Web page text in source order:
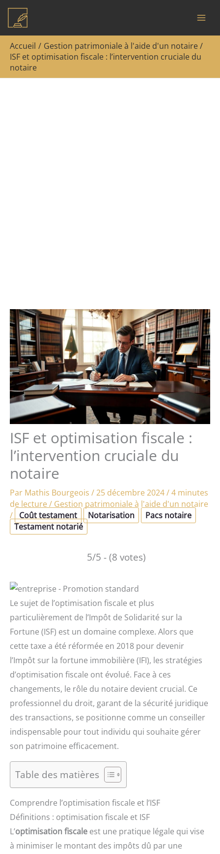
Aller
contenu
Accueil
Gestion patrimoniale à l'aide d'un notaire
ISF et optimisation fiscale : l’intervention cruciale du
notaire
ISF et optimisation fiscale :
l’intervention cruciale du
notaire
Par Mathis Bourgeois /25 décembre 2024/4 minutes
de lecture/ Gestion patrimoniale à l'aide d'un notaire
/
Coût testament Notarisation
Pacs notaire
Testament notarié
5/5 - (8 votes)
Le sujet de l’optimisation fiscale et plus
particulièrement de l’Impôt de Solidarité sur la
Fortune (ISF) est un domaine complexe. Alors que
cette taxe a été réformée en 2018 pour devenir
l’Impôt sur la fortune immobilière (IFI), les stratégies
d’optimisation fiscale ont évolué. Face à ces
changements, le rôle du notaire devient crucial. Ce
professionnel du droit, garant de la sécurité juridique
des transactions, se positionne comme un conseiller
indispensable pour tout individu qui souhaite gérer
son patrimoine efficacement.
Table des matières
Comprendre l’optimisation fiscale et l’ISF
Définitions : optimisation fiscale et ISF
L’optimisation fiscale est une pratique légale qui vise
à minimiser le montant des impôts dû par une
Rechercher